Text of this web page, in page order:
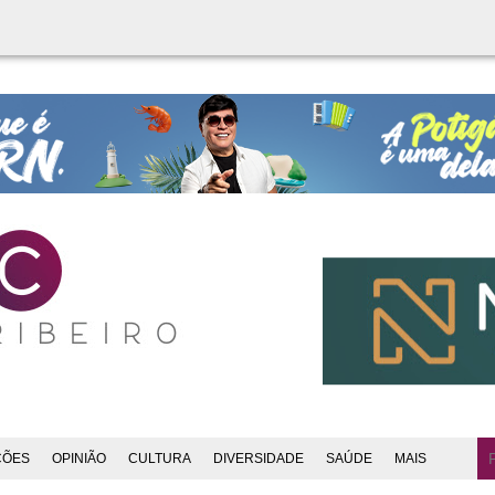
OPINIÃO CULTURA DIVERSIDADE SAÚDE MAIS